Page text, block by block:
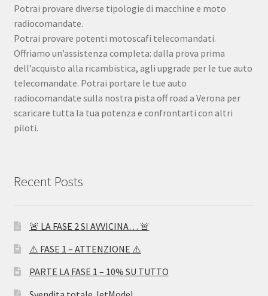
Potrai provare diverse tipologie di macchine e moto
radiocomandate.
Potrai provare potenti motoscafi telecomandati.
Offriamo un’assistenza completa: dalla prova prima
dell’acquisto alla ricambistica, agli upgrade per le tue auto
telecomandate. Potrai portare le tue auto
radiocomandate sulla nostra pista off road a Verona per
scaricare tutta la tua potenza e confrontarti con altri
piloti.
Recent Posts
🚨 LA FASE 2 SI AVVICINA… 🚨
⚠️ FASE 1 – ATTENZIONE ⚠️
PARTE LA FASE 1 – 10% SU TUTTO